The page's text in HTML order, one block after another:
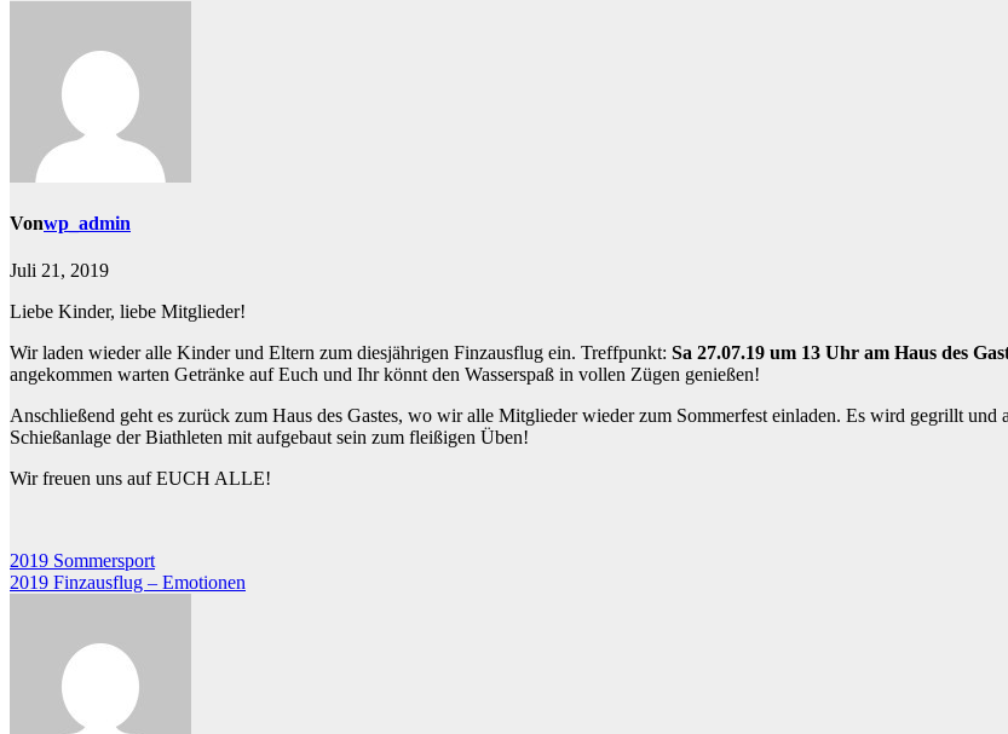
Vonwp_admin
Juli 21, 2019
Liebe Kinder, liebe Mitglieder!
Wir laden wieder alle Kinder und Eltern zum diesjährigen Finzausflug ein. Treffpunkt: Sa 27.07.19 um 13 Uhr am Haus des
angekommen warten Getränke auf Euch und Ihr könnt den Wasserspaß in vollen Zügen genießen!
Anschließend geht es zurück zum Haus des Gastes, wo wir alle Mitglieder wieder zum Sommerfest einladen. Es wird gegrillt
Schießanlage der Biathleten mit aufgebaut sein zum fleißigen Üben!
Wir freuen uns auf EUCH ALLE!
Beitragsnavigation
2019 Sommersport
2019 Finzausflug – Emotionen